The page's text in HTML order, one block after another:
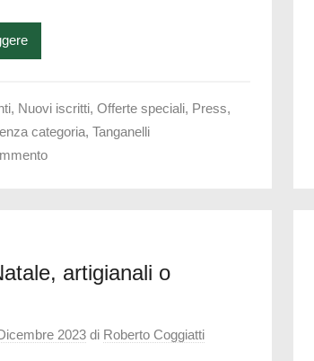
, Nuovi iscritti, Offerte speciali, Press,
categoria, Tanganelli
artigianali o
2023 di Roberto Coggiatti